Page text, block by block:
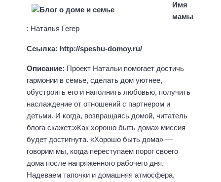
Имя
мамы
: Наталья Гегер
Ссылка: http://speshu-domoy.ru/
Описание: Проект Натальи помогает достичь
гармонии в семье, сделать дом уютнее,
обустроить его и наполнить любовью, получить
наслаждение от отношений с партнером и
детьми. И когда, возвращаясь домой, читатель
блога скажет:»Как хорошо быть дома» миссия
будет достигнута. «Хорошо быть дома» —
говорим мы, когда переступаем порог своего
дома после напряженного рабочего дня.
Надеваем тапочки и домашняя атмосфера,